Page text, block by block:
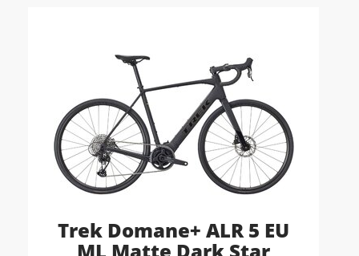
Trek Domane+ ALR 5 EU
ML Matte Dark Star